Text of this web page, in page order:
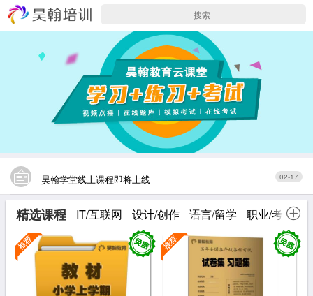
昊翰学堂线上课程即将上线 02-17
精选课程 IT/互联网 设计/创作 语言/留学 职业/考证